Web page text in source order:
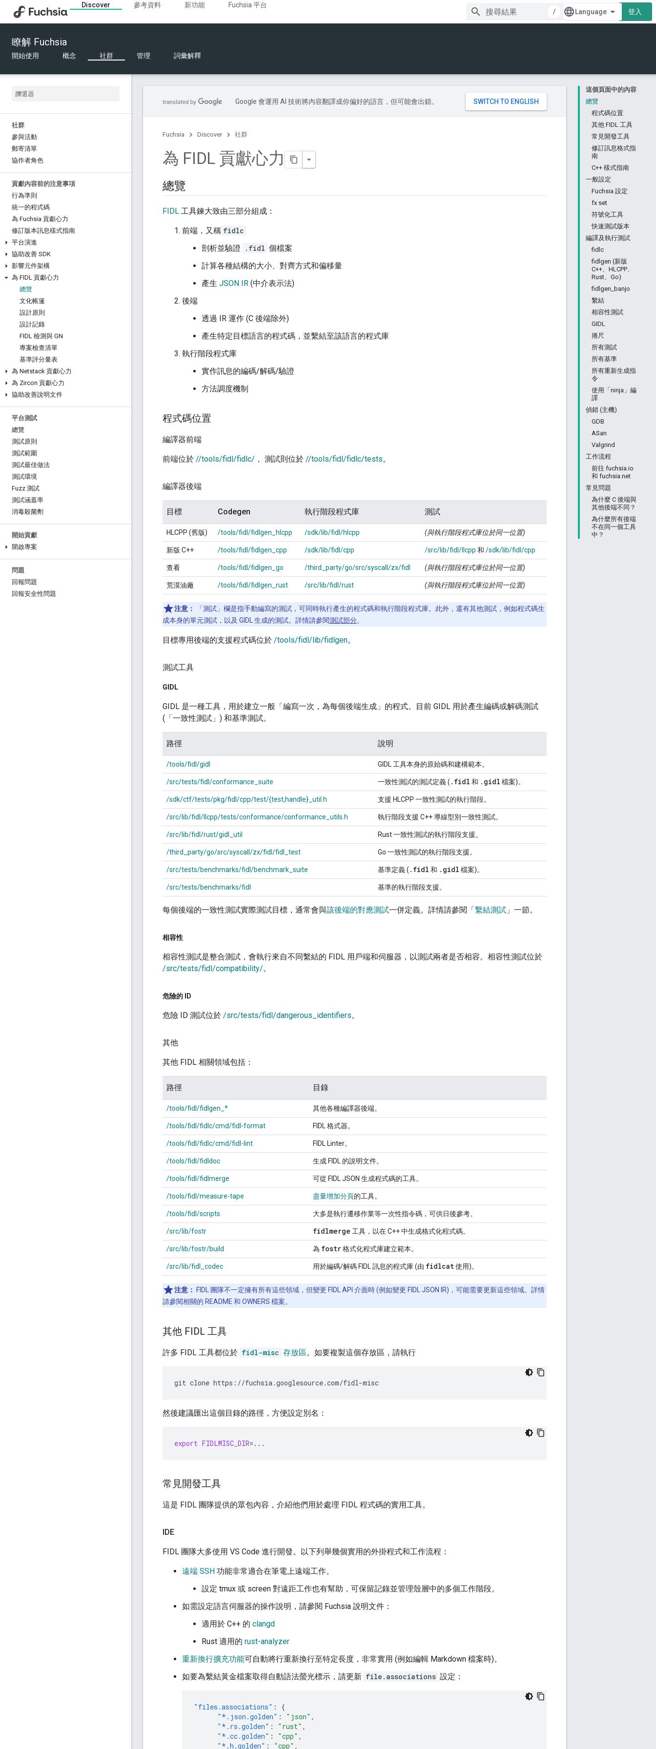
Discover 參考資料 新功能
Fuchsia 平台
/
登入
瞭解 Fuchsia
開始使用 概念 社群 管理 詞彙解釋
社群
參與活動
郵寄清單
協作者角色
貢獻內容前的注意事項
行為準則
統一的程式碼
為 Fuchsia 貢獻心力
修訂版本訊息樣式指南
平台演進
協助改善 SDK
影響元件架構
為 FIDL 貢獻心力
總覽
文化帳篷
設計原則
設計記錄
FIDL 檢測與 GN
專案檢查清單
基準評分量表
為 Netstack 貢獻心力
為 Zircon 貢獻心力
協助改善說明文件
平台測試
總覽
測試原則
測試範圍
測試最佳做法
測試環境
Fuzz 測試
測試涵蓋率
消毒殺菌劑
開始貢獻
開啟專案
問題
回報問題
回報安全性問題
這個頁面中的內容
總覽
程式碼位置
其他 FIDL 工具
常見開發工具
修訂訊息格式指
南
C++ 樣式指南
一般設定
Fuchsia 設定
fx set
符號化工具
快速測試版本
編譯及執行測試
fidlc
fidlgen (新版
C++、HLCPP、
Rust、Go)
fidlgen_banjo
繫結
相容性測試
GIDL
捲尺
所有測試
所有基準
所有重新生成指
令
使用「ninja」編
譯
偵錯 (主機)
GDB
ASan
Valgrind
工作流程
前往 fuchsia.io
和 fuchsia.net
常見問題
為什麼 C 後端與
其他後端不同？
為什麼所有後端
不在同一個工具
中？
Google 會運用 AI 技術將內容翻譯成你偏好的語言，但可能會出錯。
Fuchsia Discover 社群
為 FIDL 貢獻心力
總覽
FIDL 工具鍊大致由三部分組成：
前端，又稱 fidlc
剖析並驗證
.fidl 個檔案
計算各種結構的大小、對齊方式和偏移量
產生 JSON IR (中介表示法)
後端
透過 IR 運作 (C 後端除外)
產生特定目標語言的程式碼，並繫結至該語言的程式庫
執行階段程式庫
實作訊息的編碼/解碼/驗證
方法調度機制
程式碼位置
編譯器前端
前端位於 //tools/fidl/fidlc/ ， 測試則位於 //tools/fidl/fidlc/tests。
編譯器後端
目標 Codegen 執行階段程式庫 測試
HLCPP (舊版) /tools/fidl/fidlgen_hlcpp /sdk/lib/fidl/hlcpp (與執行階段程式庫位於同一位置)
新版 C++ /tools/fidl/fidlgen_cpp /sdk/lib/fidl/cpp /src/lib/fidl/llcpp 和 /sdk/lib/fidl/cpp
查看 /tools/fidl/fidlgen_go /third_party/go/src/syscall/zx/fidl (與執行階段程式庫位於同一位置)
荒漠油廠 /tools/fidl/fidlgen_rust /src/lib/fidl/rust (與執行階段程式庫位於同一位置)
注意：
「測試」欄是指手動編寫的測試，可同時執行產生的程式碼和執行階段程式庫。此外，還有其他測試，例如程式碼生
成本身的單元測試，以及 GIDL 生成的測試。詳情請參閱測試部分。
目標專用後端的支援程式碼位於 /tools/fidl/lib/fidlgen。
測試工具
GIDL
GIDL 是一種工具，用於建立一般「編寫一次，為每個後端生成」的程式。目前 GIDL 用於產生編碼或解碼測試
(「一致性測試」) 和基準測試。
路徑 說明
/tools/fidl/gidl GIDL 工具本身的原始碼和建構範本。
/src/tests/fidl/conformance_suite 一致性測試的測試定義 ( . fidl 和 . gidl 檔案)。
/sdk/ctf/tests/pkg/fidl/cpp/test/{test,handle}_util.h 支援 HLCPP 一致性測試的執行階段。
/src/lib/fidl/llcpp/tests/conformance/conformance_utils.h 執行階段支援 C++ 導線型別一致性測試。
/src/lib/fidl/rust/gidl_util Rust 一致性測試的執行階段支援。
/third_party/go/src/syscall/zx/fidl/fidl_test Go 一致性測試的執行階段支援。
/src/tests/benchmarks/fidl/benchmark_suite 基準定義 ( . fidl 和 . gidl 檔案)。
/src/tests/benchmarks/fidl 基準的執行階段支援。
每個後端的一致性測試實際測試目標，通常會與該後端的對應測試一併定義。詳情請參閱「繫結測試 」一節。
相容性
相容性測試是整合測試，會執行來自不同繫結的 FIDL 用戶端和伺服器，以測試兩者是否相容。相容性測試位於
/src/tests/fidl/compatibility/。
危險的 ID
危險 ID 測試位於 /src/tests/fidl/dangerous_identifiers。
其他
其他 FIDL 相關領域包括：
路徑 目錄
/tools/fidl/fidlgen_* 其他各種編譯器後端。
/tools/fidl/fidlc/cmd/fidl-format FIDL 格式器。
/tools/fidl/fidlc/cmd/fidl-lint FIDL Linter。
/tools/fidl/fidldoc 生成 FIDL 的說明文件。
/tools/fidl/fidlmerge 可從 FIDL JSON 生成程式碼的工具。
/tools/fidl/measure-tape 盡量增加分頁的工具。
/tools/fidl/scripts 大多是執行遷移作業等一次性指令碼，可供日後參考。
/src/lib/fostr fidlmerge 工具，以在 C++ 中生成格式化程式碼。
/src/lib/fostr/build 為 fostr格式化程式庫建立範本。
/src/lib/fidl_codec 用於編碼/解碼 FIDL 訊息的程式庫 (由 fidlcat使用)。
注意：
FIDL 團隊不一定擁有所有這些領域，但變更 FIDL API 介面時 (例如變更 FIDL JSON IR)，可能需要更新這些領域。詳情
請參閱相關的 README 和 OWNERS 檔案。
其他 FIDL 工具
許多 FIDL 工具都位於 fidl-misc 存放區。如要複製這個存放區，請執行
git clone
然後建議匯出這個目錄的路徑，方便設定別名：
export FIDLMISC_DIR=
常見開發工具
這是 FIDL 團隊提供的眾包內容，介紹他們用於處理 FIDL 程式碼的實用工具。
IDE
FIDL 團隊大多使用 VS Code 進行開發。以下列舉幾個實用的外掛程式和工作流程：
遠端 SSH 功能非常適合在筆電上遠端工作。
設定 tmux 或 screen 對遠距工作也有幫助，可保留記錄並管理殼層中的多個工作階段。
如需設定語言伺服器的操作說明，請參閱 Fuchsia 說明文件：
適用於 C++ 的 clangd
Rust 適用的 rust-analyzer
重新換行擴充功能可自動將行重新換行至特定長度，非常實用 (例如編輯 Markdown 檔案時)。
如要為繫結黃金檔案取得自動語法螢光標示，請更新 file.associations 設定：
"files.associations" :
{
"*.json.golden" : "json" ,
"*.rs.golden" : "rust" ,
"*.cc.golden" : "cpp" ,
"*.h.golden" : "cpp" ,